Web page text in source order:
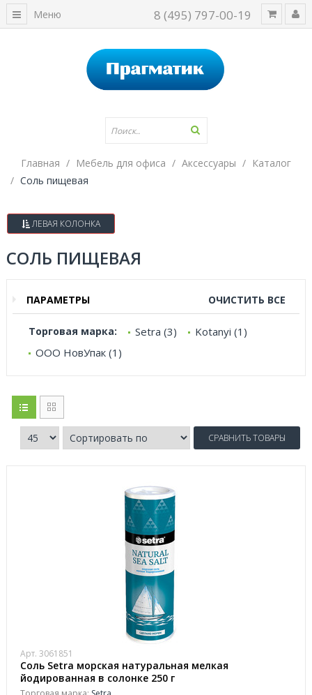
8 (495) 797-00-19
Меню
Главная Мебель для офиса Аксессуары
Каталог
Соль пищевая
ЛЕВАЯ КОЛОНКА
СОЛЬ ПИЩЕВАЯ
ПАРАМЕТРЫ ОЧИСТИТЬ ВСЕ
Торговая марка: Setra (3)
Kotanyi (1)
ООО НовУпак (1)
СРАВНИТЬ ТОВАРЫ
Арт. 3061851
Соль Setra морская натуральная мелкая
йодированная в солонке 250 г